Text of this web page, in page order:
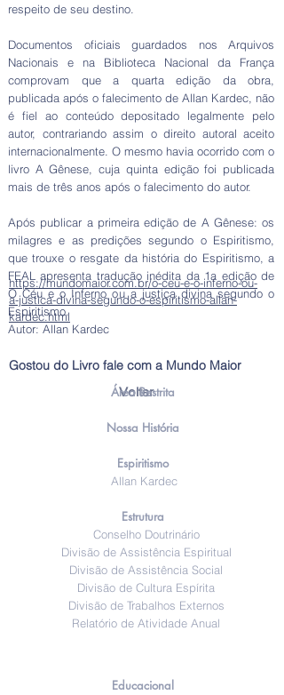
respeito de seu destino.
Documentos oficiais guardados nos Arquivos
Nacionais e na Biblioteca Nacional da França
comprovam que a quarta edição da obra,
publicada após o falecimento de Allan Kardec, não
é fiel ao conteúdo depositado legalmente pelo
autor, contrariando assim o direito autoral aceito
internacionalmente. O mesmo havia ocorrido com o
livro A Gênese, cuja quinta edição foi publicada
mais de três anos após o falecimento do autor.
Após publicar a primeira edição de A Gênese: os
milagres e as predições segundo o Espiritismo,
que trouxe o resgate da história do Espiritismo, a
FEAL apresenta tradução inédita da 1a edição de
O Céu e o Inferno ou a justiça divina segundo o
Espiritismo.
Autor: Allan Kardec
Gostou do Livro fale com a Mundo Maior
Voltar
https://mundomaior.com.br/o-ceu-e-o-inferno-ou-
a-justica-divina-segundo-o-espiritismo-allan-
kardec.html
Área Restrita
Nossa História
Espiritismo
Allan Kardec
Estrutura
Conselho Doutrinário
Divisão de Assistência Espiritual
Divisão de Assistência Social
Divisão de Cultura Espírita
Divisão de Trabalhos Externos
Relatório de Atividade Anual
Educacional